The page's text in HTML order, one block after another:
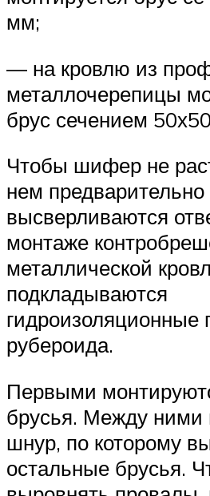
мм;
— на кровлю из
металлочерепицы
брус сечением
Чтобы шифер не
нем предварительно
высверливаются
монтаже
металлической
подкладываются
гидроизоляционные
рубероида.
Первыми
брусья. Между ними
шнур, по которому
остальные брусья.